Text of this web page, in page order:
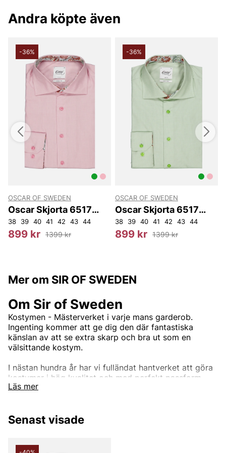
Andra köpte även
-36%
OSCAR OF SWEDEN
Oscar Skjorta 6517
Slim
38 39 40 41 42 43 44
899 kr 1399 kr
-36%
OSCAR OF SWEDEN
Oscar Skjorta 6517
Slim
38 39 40 41 42 43 44
899 kr 1399 kr
Mer om SIR OF SWEDEN
Läs mer
Om Sir of Sweden
Kostymen - Mästerverket i varje mans garderob.
Ingenting kommer att ge dig den där fantastiska
känslan av att se extra skarp och bra ut som en
välsittande kostym.
I nästan hundra år har vi fulländat hantverket att göra
kostymer i hög kvalitet och med perfekt passform.
Genom att arbeta med tyger från några av världens
kostymer inte att göra dig besviken. Vi har kostymer
bröllopsdag. Eller om du bara vill vara den bäst klädda
Senast visade